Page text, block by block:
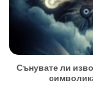
Сънувате ли